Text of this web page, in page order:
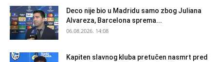
Deco nije bio u Madridu samo zbog Juliana
Alvareza, Barcelona sprema...
06.08.2026. 14:08
Kapiten slavnog kluba pretučen nasmrt pred